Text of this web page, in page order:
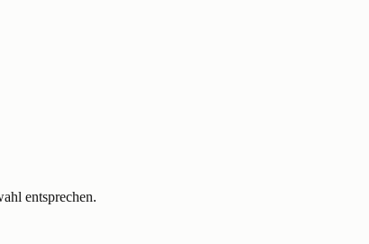
entsprechen.